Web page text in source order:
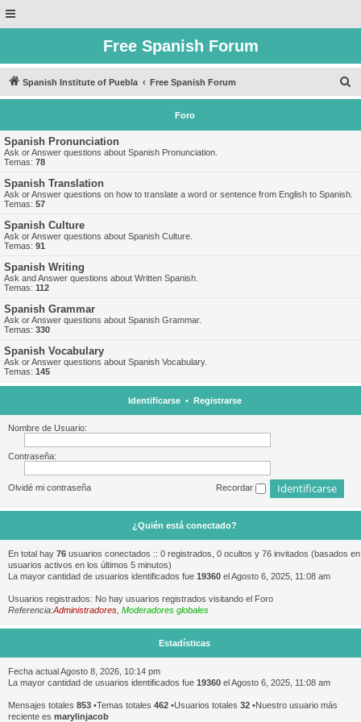
Free Spanish Forum
Spanish Institute of Puebla Free Spanish Forum
u
Foro
Spanish Pronunciation
Ask or Answer questions about Spanish Pronunciation.
Temas: 78
Spanish Translation
Ask or Answer questions on how to translate a word or sentence from English to Spanish.
Temas: 57
Spanish Culture
Ask or Answer questions about Spanish Culture.
Temas: 91
Spanish Writing
Ask and Answer questions about Written Spanish.
Temas: 112
Spanish Grammar
Ask or Answer questions about Spanish Grammar.
Temas: 330
Spanish Vocabulary
Ask or Answer questions about Spanish Vocabulary.
Temas: 145
Identificarse• Registrarse
Nombre de Usuario:
Contraseña:
Olvidé mi contraseña Recordar
¿Quién está conectado?
En total hay 76 usuarios conectados :: 0 registrados, 0 ocultos y 76 invitados (basados en
usuarios activos en los últimos 5 minutos)
La mayor cantidad de usuarios identificados fue 19360 el Agosto 6, 2025, 11:08 am
Usuarios registrados: No hay usuarios registrados visitando el Foro
Referencia:Administradores Moderadores globales
Estadísticas
Fecha actual Agosto 8, 2026, 10:14 pm
La mayor cantidad de usuarios identificados fue 19360 el Agosto 6, 2025, 11:08 am
Mensajes totales 853 •Temas totales 462 •Usuarios totales 32 •Nuestro usuario más
reciente es marylinjacob